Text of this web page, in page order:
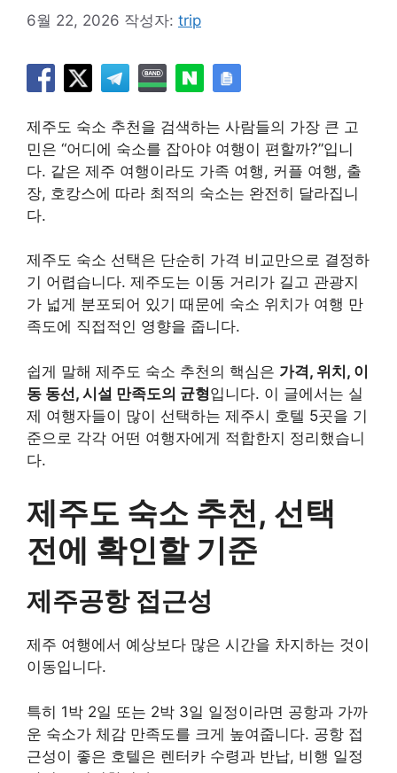
6월 22, 2026 작성자: trip
제주도 숙소 추천을 검색하는 사람들의 가장 큰 고
민은 “어디에 숙소를 잡아야 여행이 편할까?”입니
다. 같은 제주 여행이라도 가족 여행, 커플 여행, 출
장, 호캉스에 따라 최적의 숙소는 완전히 달라집니
다.
제주도 숙소 선택은 단순히 가격 비교만으로 결정하
기 어렵습니다. 제주도는 이동 거리가 길고 관광지
가 넓게 분포되어 있기 때문에 숙소 위치가 여행 만
족도에 직접적인 영향을 줍니다.
쉽게 말해 제주도 숙소 추천의 핵심은 가격, 위치, 이
동 동선, 시설 만족도의 균형입니다. 이 글에서는 실
제 여행자들이 많이 선택하는 제주시 호텔 5곳을 기
준으로 각각 어떤 여행자에게 적합한지 정리했습니
다.
제주도 숙소 추천, 선택
전에 확인할 기준
제주공항 접근성
제주 여행에서 예상보다 많은 시간을 차지하는 것이
이동입니다.
특히 1박 2일 또는 2박 3일 일정이라면 공항과 가까
운 숙소가 체감 만족도를 크게 높여줍니다. 공항 접
근성이 좋은 호텔은 렌터카 수령과 반납, 비행 일정